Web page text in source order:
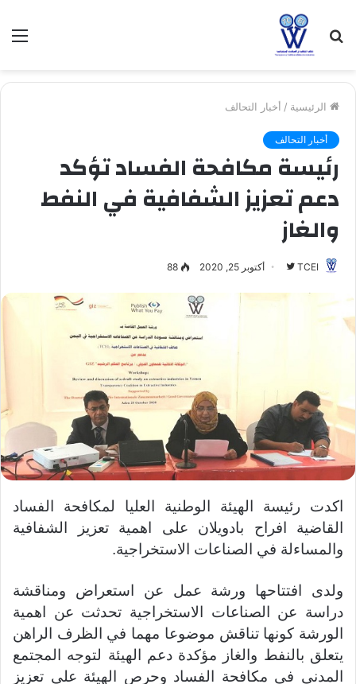
بحث
عن
الرئيسية / أخبار التحالف
أخبار التحالف
رئيسة مكافحة الفساد تؤكد
دعم تعزيز الشفافية في النفط
والغاز
TCEI
ت
ت
أكتوبر 25, 2020 88
اكدت رئيسة الهيئة الوطنية العليا لمكافحة الفساد
القاضية افراح بادويلان على اهمية تعزيز الشفافية
والمساءلة في الصناعات الاستخراجية.
ولدى افتتاحها ورشة عمل عن استعراض ومناقشة
دراسة عن الصناعات الاستخراجية تحدثت عن اهمية
الورشة كونها تناقش موضوعا مهما في الظرف الراهن
يتعلق بالنفط والغاز مؤكدة دعم الهيئة لتوجه المجتمع
المدني في مكافحة الفساد وحرص الهيئة على تعزيز